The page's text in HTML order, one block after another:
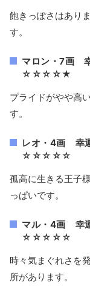
飽きっぽさはあり
す。
マロン・7画
☆☆☆☆★
プライドがやや高
す。
レオ・4画
☆☆☆☆☆
孤高に生きる王子
っぱいです。
マル・4画
☆☆☆☆☆
時々気まぐれさを
所があります。